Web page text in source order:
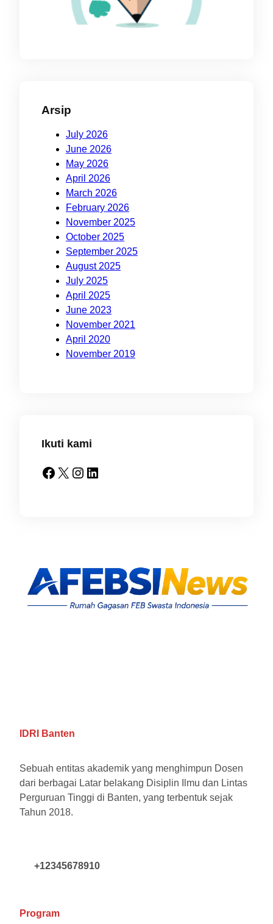
Arsip
July 2026
June 2026
May 2026
April 2026
March 2026
February 2026
November 2025
October 2025
September 2025
August 2025
July 2025
April 2025
June 2023
November 2021
April 2020
November 2019
Ikuti kami
Facebook X Instagram LinkedIn
IDRI Banten
Sebuah entitas akademik yang menghimpun Dosen
dari berbagai Latar belakang Disiplin Ilmu dan Lintas
Perguruan Tinggi di Banten, yang terbentuk sejak
Tahun 2018.
+12345678910
Program